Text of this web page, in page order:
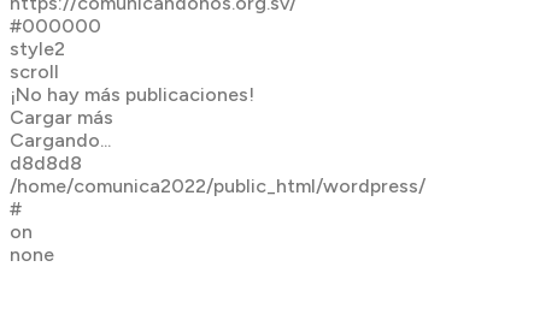
#000000
style2
scroll
¡No hay más publicaciones!
Cargar más
Cargando...
d8d8d8
/home/comunica2022/public_html/wordpress/
#
on
none